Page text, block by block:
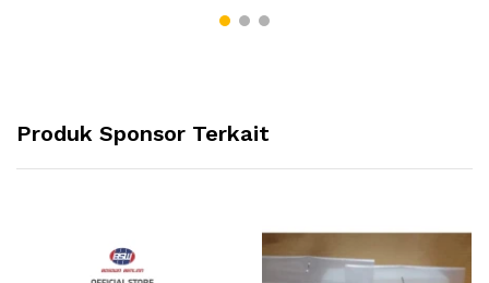
Produk Sponsor Terkait